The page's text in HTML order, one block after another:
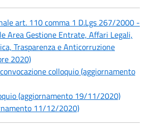
art. 110 comma 1 D.Lgs 267/2000 -
Area Gestione Entrate, Affari Legali,
Trasparenza e Anticorruzione
2020)
colloquio (aggiornamento
(aggiornamento 19/11/2020)
11/12/2020)